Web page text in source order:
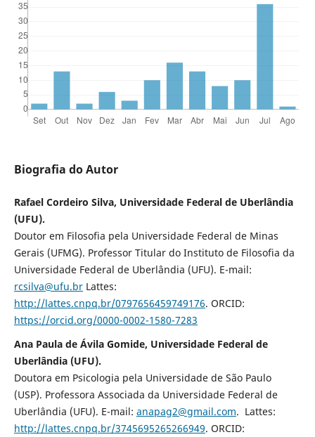
Biografia do Autor
Rafael Cordeiro Silva, Universidade Federal de Uberlândia
(UFU).
Doutor em Filosofia pela Universidade Federal de Minas
Gerais (UFMG). Professor Titular do Instituto de Filosofia da
Universidade Federal de Uberlândia (UFU). E-mail:
rcsilva@ufu.brLattes:
http://lattes.cnpq.br/0797656459749176. ORCID:
https://orcid.org/0000-0002-1580-7283
Ana Paula de Ávila Gomide, Universidade Federal de
Uberlândia (UFU).
Doutora em Psicologia pela Universidade de São Paulo
(USP). Professora Associada da Universidade Federal de
Uberlândia (UFU). E-mail: anapag2@gmail.com. Lattes:
http://lattes.cnpq.br/3745695265266949. ORCID: